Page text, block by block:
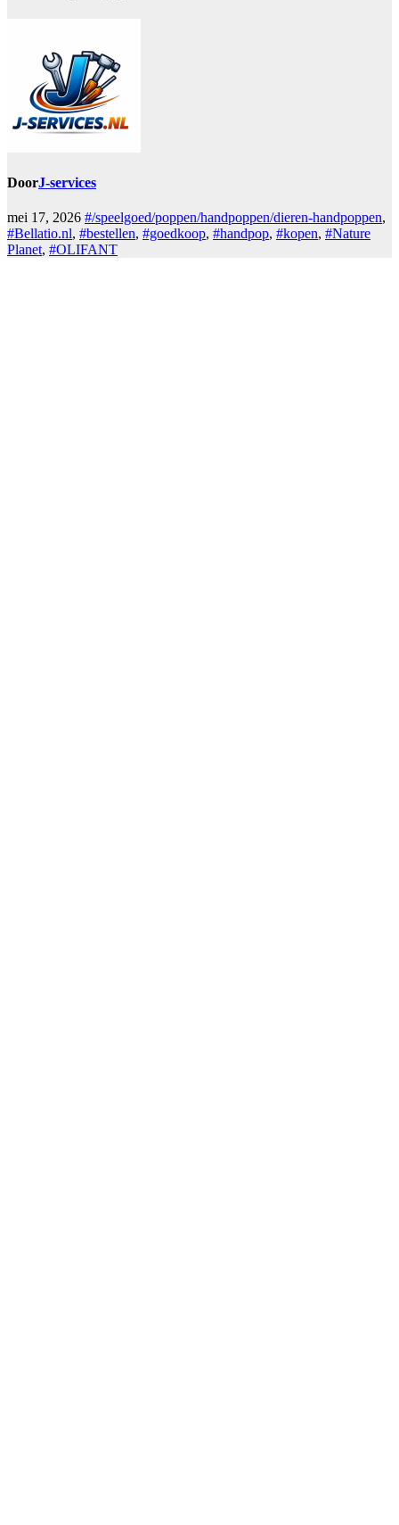
DoorJ-services
mei 17, 2026 #/speelgoed/poppen/handpoppen/dieren-handpoppen,
#Bellatio.nl, #bestellen, #goedkoop, #handpop, #kopen, #Nature
Planet, #OLIFANT